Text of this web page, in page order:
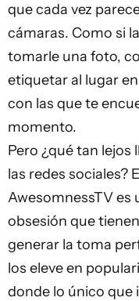
que cada vez
cámaras. Como si
tomarle una foto,
etiquetar al lugar
con las que te
momento.
Pero ¿qué tan lejos
las redes sociales?
AwesomnessTV es
obsesión que
generar la toma
los eleve en
donde lo único que